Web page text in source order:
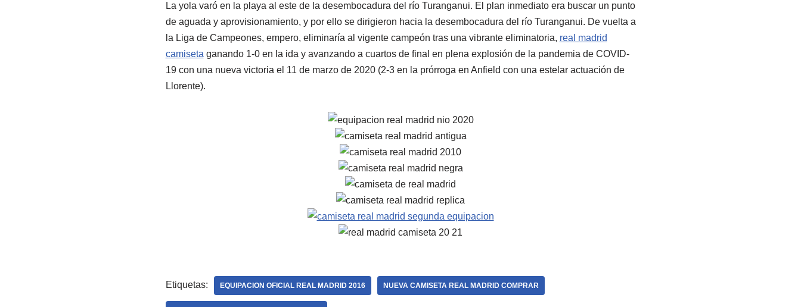
La yola varó en la playa al este de la desembocadura del río Turanganui. El plan inmediato era buscar un punto
de aguada y aprovisionamiento, y por ello se dirigieron hacia la desembocadura del río Turanganui. De vuelta a
la Liga de Campeones, empero, eliminaría al vigente campeón tras una vibrante eliminatoria, real madrid
camiseta ganando 1-0 en la ida y avanzando a cuartos de final en plena explosión de la pandemia de COVID-
19 con una nueva victoria el 11 de marzo de 2020 (2-3 en la prórroga en Anfield con una estelar actuación de
Llorente).
Etiquetas: EQUIPACION OFICIAL REAL MADRID 2016 NUEVA CAMISETA REAL MADRID COMPRAR